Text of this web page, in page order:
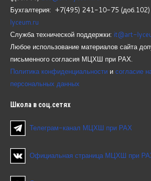
Бухгалтерия: +7(495) 241-10-75 (доб.102)
lyceum.ru
Служба технической поддержки: it@art-
Любое использование материалов сайта
письменного согласия МЦХШ при РАХ.
Политика конфиденциальности и согласие
персональных данных
Школа в соц.сетях
Телеграм-канал МЦХШ при РАХ
Официальная страница МЦХШ при